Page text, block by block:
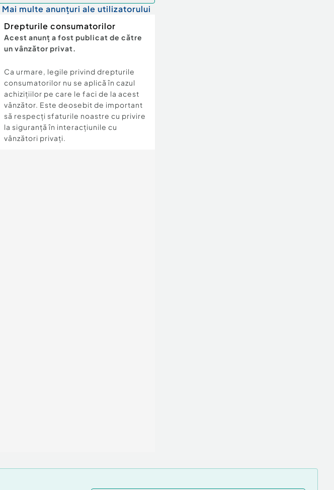
Mai multe anunțuri ale utilizatorului
Drepturile consumatorilor
Acest anunț a fost publicat de către
un vânzător privat.
Ca urmare, legile privind drepturile
consumatorilor nu se aplică în cazul
achizițiilor pe care le faci de la acest
vânzător. Este deosebit de important
să respecți sfaturile noastre cu privire
la siguranță în interacțiunile cu
vânzători privați.